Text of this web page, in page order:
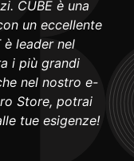
CUBE è una
un eccellente
leader nel
i più grandi
nel nostro e-
Store, potrai
tue esigenze!